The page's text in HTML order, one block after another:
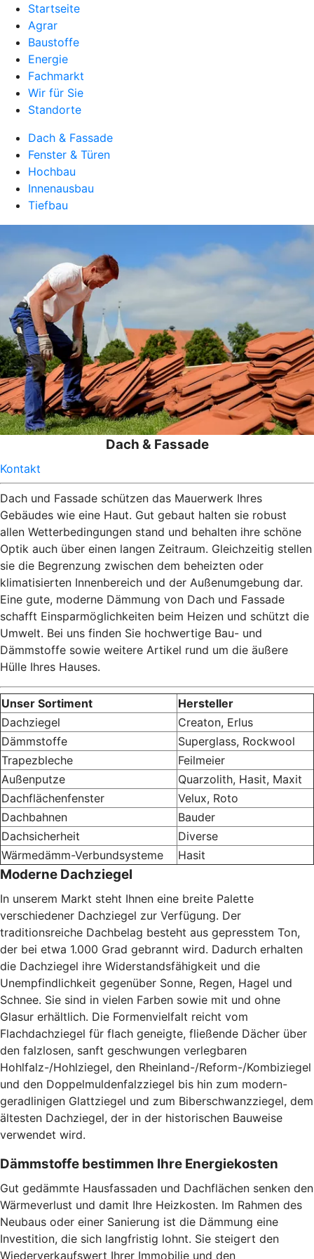
Startseite
Agrar
Baustoffe
Energie
Fachmarkt
Wir für Sie
Standorte
Dach & Fassade
Fenster & Türen
Hochbau
Innenausbau
Tiefbau
Dach & Fassade
Kontakt
Dach und Fassade schützen das Mauerwerk Ihres
Gebäudes wie eine Haut. Gut gebaut halten sie robust
allen Wetterbedingungen stand und behalten ihre schöne
Optik auch über einen langen Zeitraum. Gleichzeitig stellen
sie die Begrenzung zwischen dem beheizten oder
klimatisierten Innenbereich und der Außenumgebung dar.
Eine gute, moderne Dämmung von Dach und Fassade
schafft Einsparmöglichkeiten beim Heizen und schützt die
Umwelt. Bei uns finden Sie hochwertige Bau- und
Dämmstoffe sowie weitere Artikel rund um die äußere
Hülle Ihres Hauses.
Unser Sortiment
Hersteller
Dachziegel
Creaton, Erlus
Dämmstoffe
Superglass, Rockwool
Trapezbleche
Feilmeier
Außenputze
Quarzolith, Hasit, Maxit
Dachflächenfenster
Velux, Roto
Dachbahnen
Bauder
Dachsicherheit
Diverse
Wärmedämm-Verbundsysteme
Hasit
Moderne Dachziegel
In unserem Markt steht Ihnen eine breite Palette
verschiedener Dachziegel zur Verfügung. Der
traditionsreiche Dachbelag besteht aus gepresstem Ton,
der bei etwa 1.000 Grad gebrannt wird. Dadurch erhalten
die Dachziegel ihre Widerstandsfähigkeit und die
Unempfindlichkeit gegenüber Sonne, Regen, Hagel und
Schnee. Sie sind in vielen Farben sowie mit und ohne
Glasur erhältlich. Die Formenvielfalt reicht vom
Flachdachziegel für flach geneigte, fließende Dächer über
den falzlosen, sanft geschwungen verlegbaren
Hohlfalz-/Hohlziegel, den Rheinland-/Reform-/Kombiziegel
und den Doppelmuldenfalzziegel bis hin zum modern-
geradlinigen Glattziegel und zum Biberschwanzziegel, dem
ältesten Dachziegel, der in der historischen Bauweise
verwendet wird.
Dämmstoffe bestimmen Ihre Energiekosten
Gut gedämmte Hausfassaden und Dachflächen senken den
Wärmeverlust und damit Ihre Heizkosten. Im Rahmen des
Neubaus oder einer Sanierung ist die Dämmung eine
Investition, die sich langfristig lohnt. Sie steigert den
Wiederverkaufswert Ihrer Immobilie und den